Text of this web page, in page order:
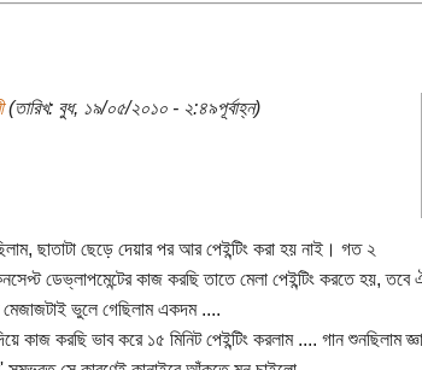
(তারিখ: বুধ, ১৯/০৫/২০১০ - ২:৪৯পূর্বাহ্ন)
ছাতাটা ছেড়ে দেয়ার পর আর পেইন্টিং করা হয় নাই। গত ২
ডেভ্লাপমেন্টের কাজ করছি তাতে মেলা পেইন্টিং করতে হয়, তবে
মেজাজটাই ভুলে গেছিলাম একদম ....
কাজ করছি ভাব করে ১৫ মিনিট পেইন্টিং করলাম .... গান শুনছিলাম